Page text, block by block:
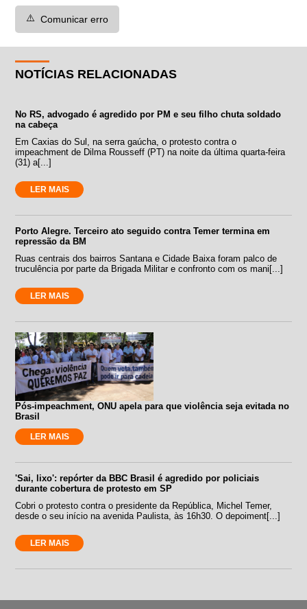
⚠️ Comunicar erro
NOTÍCIAS RELACIONADAS
No RS, advogado é agredido por PM e seu filho chuta soldado
na cabeça
Em Caxias do Sul, na serra gaúcha, o protesto contra o
impeachment de Dilma Rousseff (PT) na noite da última quarta-feira
(31) a[...]
LER MAIS
Porto Alegre. Terceiro ato seguido contra Temer termina em
repressão da BM
Ruas centrais dos bairros Santana e Cidade Baixa foram palco de
truculência por parte da Brigada Militar e confronto com os mani[...]
LER MAIS
Pós-impeachment, ONU apela para que violência seja evitada no
Brasil
LER MAIS
'Sai, lixo': repórter da BBC Brasil é agredido por policiais
durante cobertura de protesto em SP
Cobri o protesto contra o presidente da República, Michel Temer,
desde o seu início na avenida Paulista, às 16h30. O depoiment[...]
LER MAIS